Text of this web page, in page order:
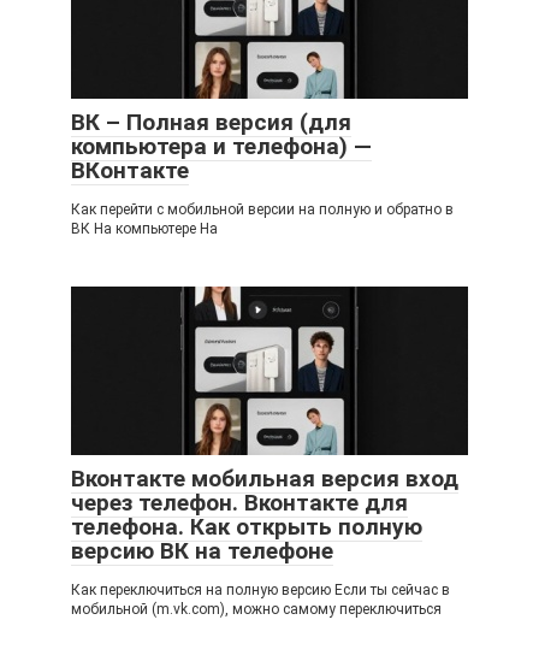
ВК – Полная версия (для
компьютера и телефона) —
ВКонтакте
Как перейти с мобильной версии на полную и обратно в
ВК На компьютере На
Вконтакте мобильная версия вход
через телефон. Вконтакте для
телефона. Как открыть полную
версию ВК на телефоне
Как переключиться на полную версию Если ты сейчас в
мобильной (m.vk.com), можно самому переключиться